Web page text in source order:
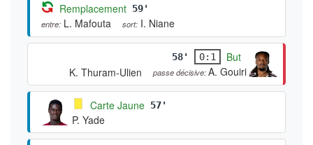
Remplacement 59'
entre: L. Mafouta sort: I. Niane
58' 0:1
But
K. Thuram-Ulien
passe décisive:A. Gouiri
Carte Jaune 57'
P. Yade